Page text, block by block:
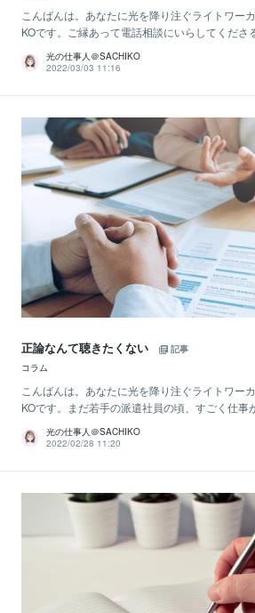
こんばんは。あなたに光を降り注ぐライトワー
KOです。ご縁あって電話相談にいらしてくださ
光の仕事人＠SACHIKO
2022/03/03 11:16
正論なんて聴きたくない
記事
コラム
こんばんは。あなたに光を降り注ぐライトワー
KOです。まだ若手の派遣社員の頃、すごく仕事
光の仕事人＠SACHIKO
2022/02/28 11:20